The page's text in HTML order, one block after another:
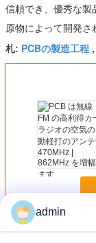
信頼でき、優秀な製
原物によって開発さ
札: PCBの製造工程 ,
多く産業 PCB
admin